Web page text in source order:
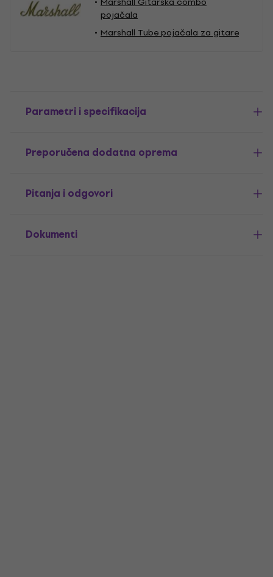
pojačala
Marshall Tube pojačala za gitare
Parametri i specifikacija
Preporučena dodatna oprema
Pitanja i odgovori
Dokumenti